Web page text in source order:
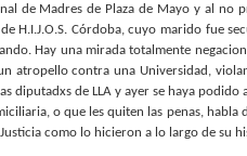
de Madres de Plaza de Mayo y al
H.I.J.O.S. Córdoba, cuyo marido fue
Hay una mirada totalmente
atropello contra una Universidad,
diputadxs de LLA y ayer se haya
o que les quiten las penas,
como lo hicieron a lo largo de su